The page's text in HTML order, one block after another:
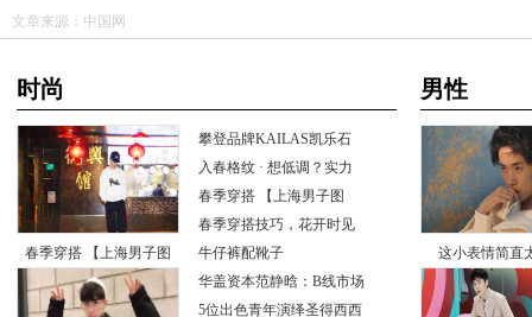
文章来源：中国网
时尚
春季穿搭【上海男子图
鉴】
攀登品牌KAILAS凯乐石
为中国攀岩
入春格纹·想低调？实力
不允许
春季穿搭【上海男子图
鉴】
春季穿搭技巧，花开时见
你
牛仔裤配靴子
华盖资本范静晗：B线市场
是未来
5位出色青年演绎圣得西西
男性
这小表情简直